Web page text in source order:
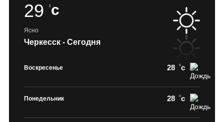
29 c
Ясно
Черкесск - Сегодня
Воскресенье 28 c
Понедельник 28 c